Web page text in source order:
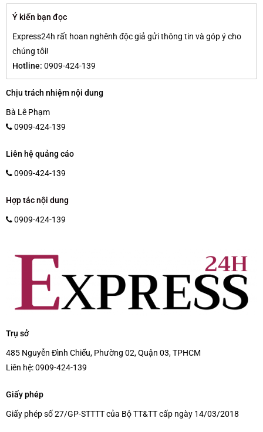
Ý kiến bạn đọc
Express24h rất hoan nghênh độc giả gửi thông tin và góp ý cho
chúng tôi!
Hotline: 0909-424-139
Chịu trách nhiệm nội dung
Bà Lê Phạm
0909-424-139
Liên hệ quảng cáo
0909-424-139
Hợp tác nội dung
0909-424-139
Trụ sở
485 Nguyễn Đình Chiểu, Phường 02, Quận 03, TPHCM
Liên hệ:0909-424-139
Giấy phép
Giấy phép số 27/GP-STTTT của Bộ TT&TT cấp ngày 14/03/2018